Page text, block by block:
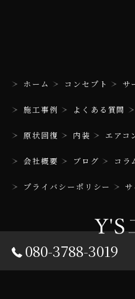
080-3788-3019
ホーム コンセプト サ
施工事例 よくある質問
原状回復 内装 エアコ
会社概要 ブログ コラ
プライバシーポリシー
© 2026 兵庫のリフォームはY'S